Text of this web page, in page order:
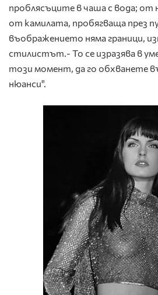
проблясъците в чаша с вода; от
от камилата, пробягваща през
въображението няма граници,
стилистът.- То се изразява в
този момент, да го обхванете
нюанси".